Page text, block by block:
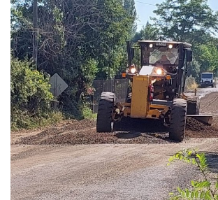
Policial
Tribunales
Deporte
Política
Espectáculos